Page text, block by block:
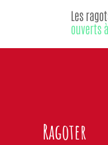
Ragoter
Les
ouverts